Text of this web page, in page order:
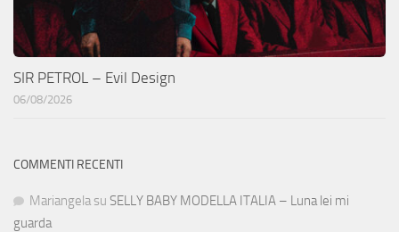
SIR PETROL – Evil Design
06/08/2026
COMMENTI RECENTI
Mariangela su SELLY BABY MODELLA ITALIA – Luna lei mi
guarda